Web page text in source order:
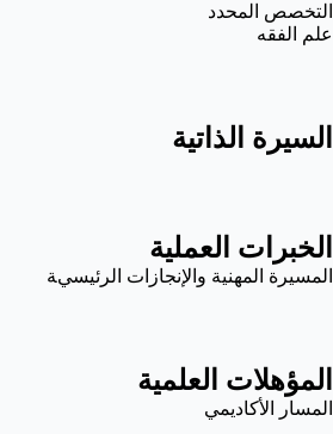
التخصص المحدد
علم الفقه
السيرة الذاتية
الخبرات العملية
المسيرة المهنية والإنجازات الرئيسية
المؤهلات العلمية
المسار الأكاديمي